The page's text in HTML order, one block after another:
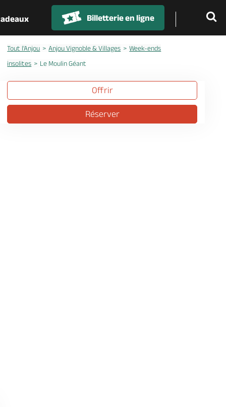
Billetterie en ligne
Tout l'Anjou Anjou Vignoble & Villages
Week-ends
insolites
Le Moulin Géant
Offrir
Réserver